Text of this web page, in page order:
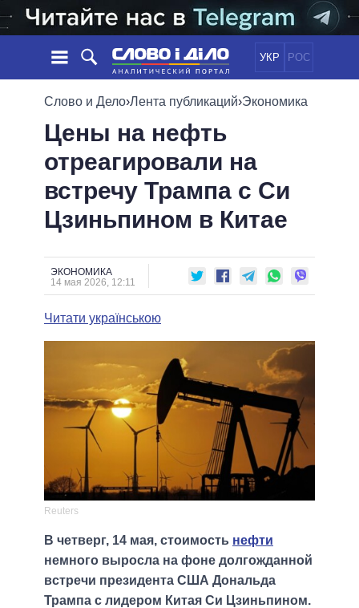
УКР РОС
НОВОСТИ
ЛЕНТА
СОБЫТИЯ
СТАТЬИ
МНЕНИЯ
ОБЗОРЫ
ДАЙДЖЕСТЫ
ПОЛИТИКА
ЭКОНОМИКА
ОБЩЕСТВО
ОБЕЩАНИЯ
ПОЛИТИКИ
ВСЕ ПОЛИТИКИ
ПРЕЗИДЕНТ И ОФИС
ВЕРХОВНАЯ РАДА
КАБИНЕТ МИНИСТРОВ
МЭРЫ
ИНФОГРАФИКА
ПОДДЕРЖАТЬ
СРАВНЕНИЕ ПОЛИТИКОВ
Слово и Дело›Лента публикаций›Экономика
Цены на нефть
отреагировали на
встречу Трампа с Си
Цзиньпином в Китае
ЭКОНОМИКА
14 мая 2026, 12:11
Читати українською
Reuters
В четверг, 14 мая, стоимость нефти
немного выросла на фоне долгожданной
встречи президента США Дональда
Трампа с лидером Китая Си Цзиньпином.